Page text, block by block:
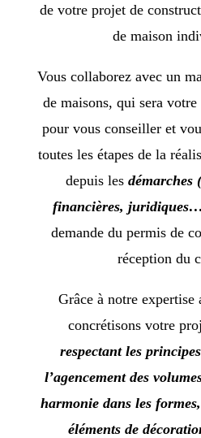
de votre projet de
de maison
Vous collaborez avec un
de maisons, qui sera
pour vous conseiller et
toutes les étapes de la
depuis les démarches
financières,
demande du permis de
réception du
Grâce à notre expertise
concrétisons votre
respectant les
l’agencement des
harmonie dans les
éléments de